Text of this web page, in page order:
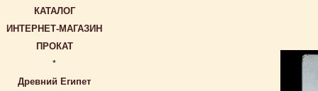
КАТАЛОГ
ИНТЕРНЕТ-МАГАЗИН
ПРОКАТ
*
Древний Египет